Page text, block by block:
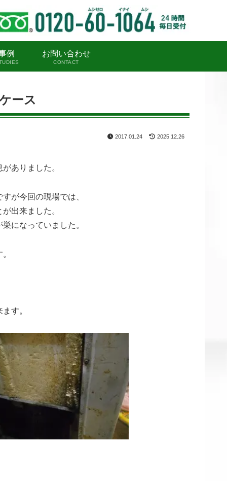
例 お問い合わせ
CONTACT
ース
2017.01.24 2025.12.26
ありました。
が今回の現場では、
出来ました。
になっていました。
す。